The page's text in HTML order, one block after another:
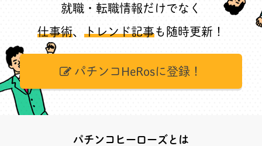
就職・転職情報だけでなく
仕事術、 トレンド記事も随時更新！
パチンコHeRosに登録！
パチンコヒーローズとは